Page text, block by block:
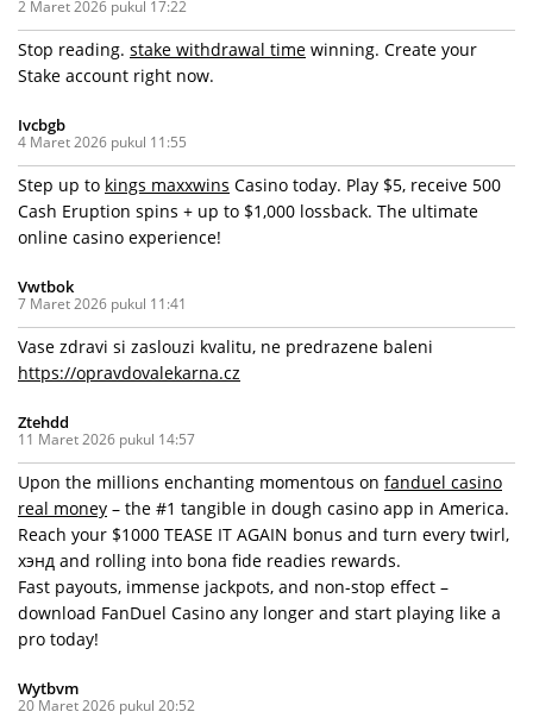
2 Maret 2026 pukul 17:22
Stop reading. stake withdrawal time winning. Create your
Stake account right now.
Ivcbgb
4 Maret 2026 pukul 11:55
Step up to kings maxxwins Casino today. Play $5, receive 500
Cash Eruption spins + up to $1,000 lossback. The ultimate
online casino experience!
Vwtbok
7 Maret 2026 pukul 11:41
Vase zdravi si zaslouzi kvalitu, ne predrazene baleni
https://opravdovalekarna.cz
Ztehdd
11 Maret 2026 pukul 14:57
Upon the millions enchanting momentous on fanduel casino
real money – the #1 tangible in dough casino app in America.
Reach your $1000 TEASE IT AGAIN bonus and turn every twirl,
хэнд and rolling into bona fide readies rewards.
Fast payouts, immense jackpots, and non-stop effect –
download FanDuel Casino any longer and start playing like a
pro today!
Wytbvm
20 Maret 2026 pukul 20:52